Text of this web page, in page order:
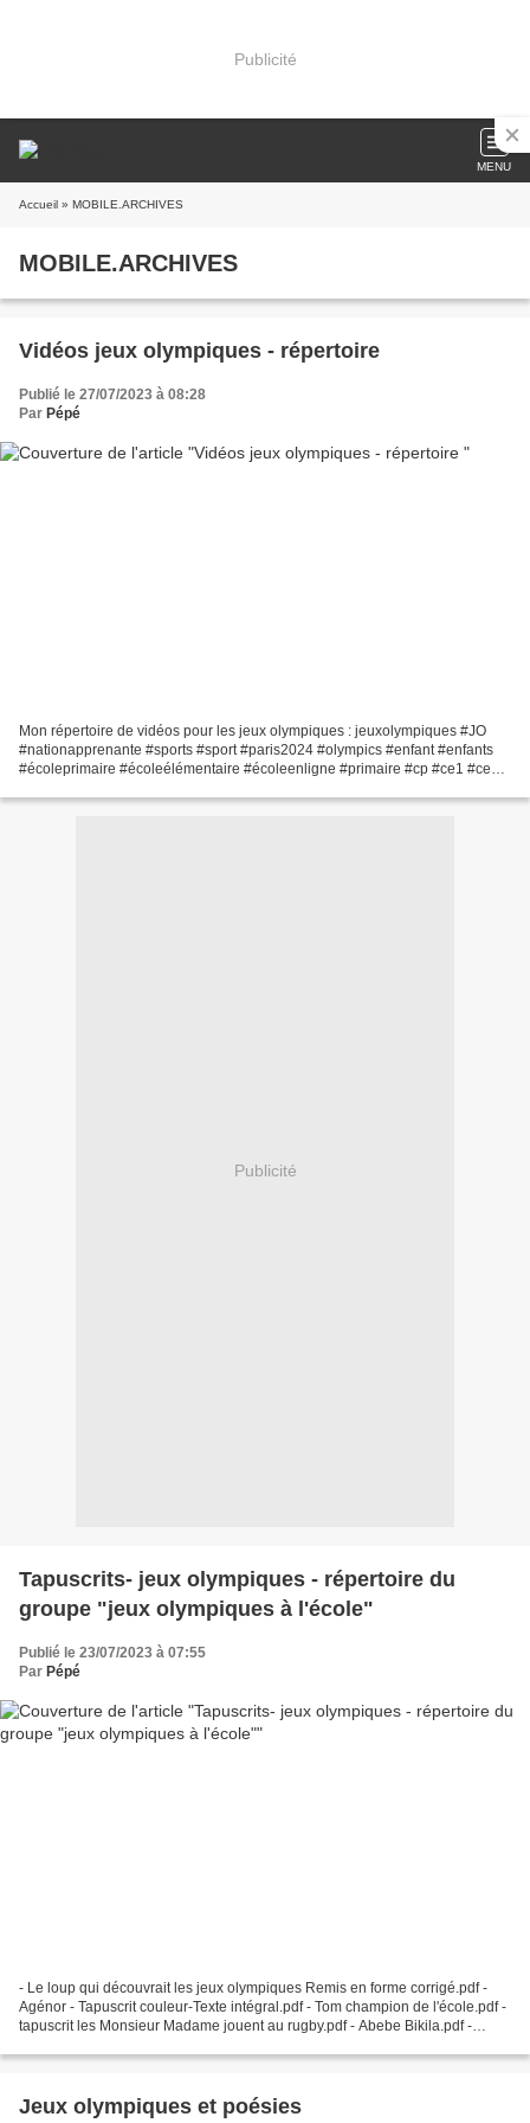
Publicité
MENU
Accueil » MOBILE.ARCHIVES
MOBILE.ARCHIVES
Vidéos jeux olympiques - répertoire
Publié le 27/07/2023 à 08:28
Par Pépé
Mon répertoire de vidéos pour les jeux olympiques : jeuxolympiques #JO
#nationapprenante #sports #sport #paris2024 #olympics #enfant #enfants
#écoleprimaire #écoleélémentaire #écoleenligne #primaire #cp #ce1 #ce2
Publicité
Tapuscrits- jeux olympiques - répertoire du
groupe "jeux olympiques à l'école"
Publié le 23/07/2023 à 07:55
Par Pépé
- Le loup qui découvrait les jeux olympiques Remis en forme corrigé.pdf -
Agénor - Tapuscrit couleur-Texte intégral.pdf - Tom champion de l'école.pdf -
tapuscrit les Monsieur Madame jouent au rugby.pdf - Abebe Bikila.pdf -
Jeux olympiques et poésies